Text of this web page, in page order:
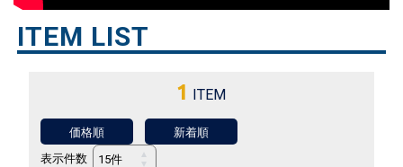
ITEM LIST
1 ITEM
価格順
新着順
表示件数